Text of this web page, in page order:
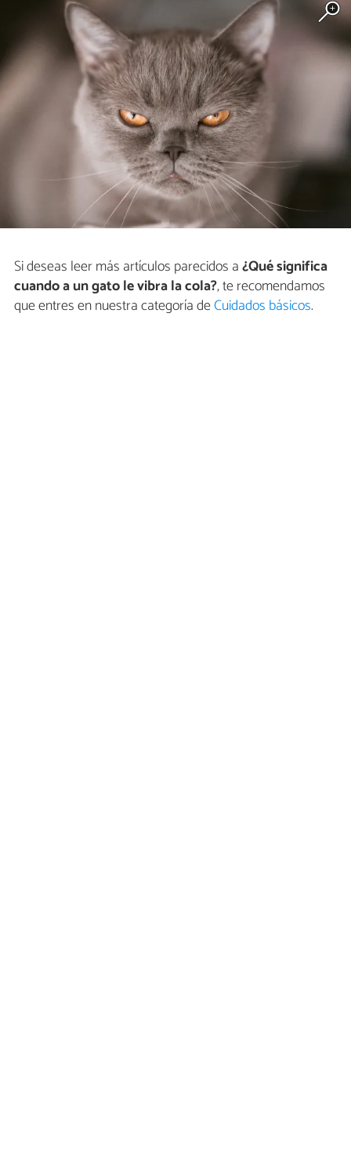
Si deseas leer más artículos parecidos a¿Qué significa
cuando a un gato le vibra la cola?, te recomendamos
que entres en nuestra categoría deCuidados básicos.